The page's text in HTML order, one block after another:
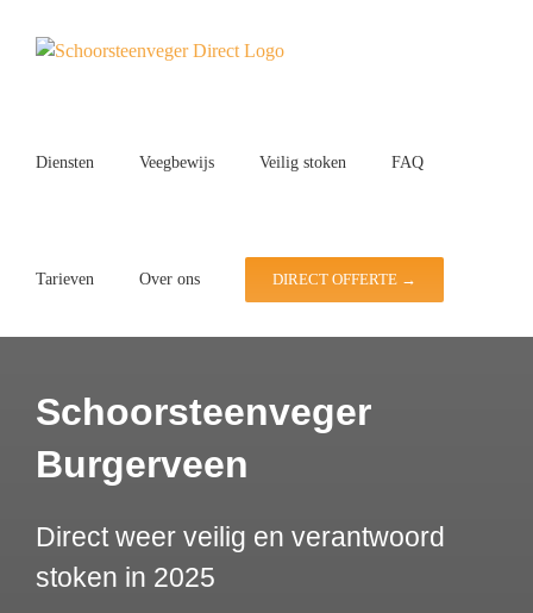
Diensten Veegbewijs Veilig stoken FAQ
Tarieven Over ons DIRECT OFFERTE →
Schoorsteenveger
Burgerveen
Direct weer veilig en verantwoord
stoken in 2025